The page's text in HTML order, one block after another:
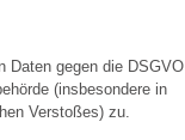
Daten gegen die DSGVO
(insbesondere in
Verstoßes) zu.